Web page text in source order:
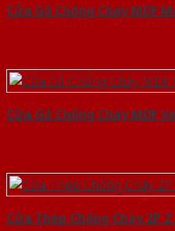
Cửa Gỗ Chống Cháy MDF
Cửa Gỗ Chống Cháy MDF
Cửa Thép Chống Cháy 2P